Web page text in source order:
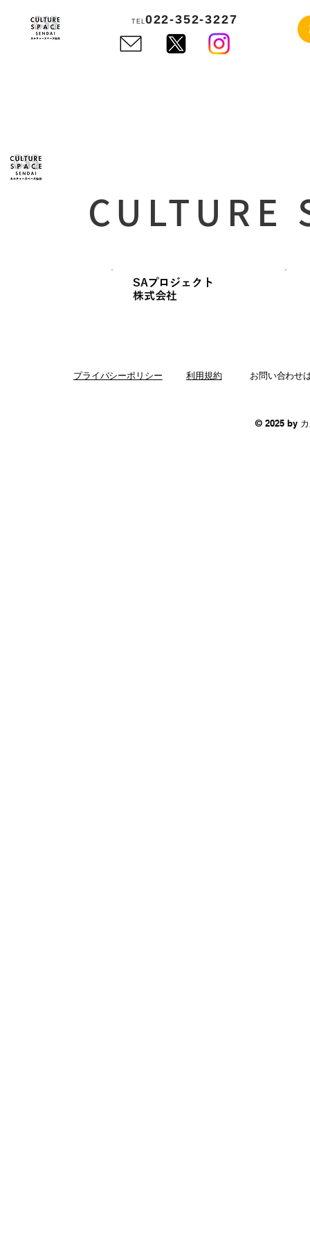
TEL022-352-3227
利用
CULTURE
SAプロジェクト
​株式会社
プライバシーポリシー 利用規約 お問い合わせ
© 2025 by